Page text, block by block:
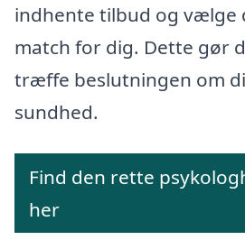
indhente tilbud og vælge
match for dig. Dette gør
træffe beslutningen om
sundhed.
Find den rette
her